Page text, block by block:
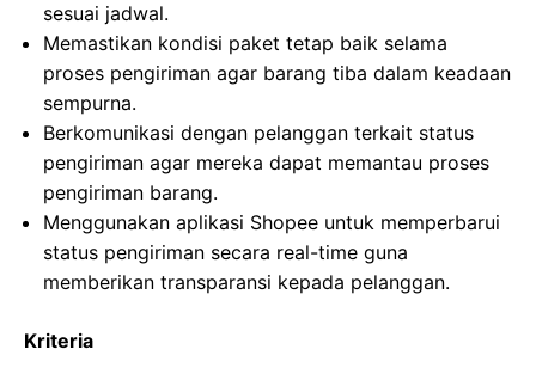
sesuai jadwal.
Memastikan kondisi paket tetap baik selama
proses pengiriman agar barang tiba dalam keadaan
sempurna.
Berkomunikasi dengan pelanggan terkait status
pengiriman agar mereka dapat memantau proses
pengiriman barang.
Menggunakan aplikasi Shopee untuk memperbarui
status pengiriman secara real-time guna
memberikan transparansi kepada pelanggan.
Kriteria